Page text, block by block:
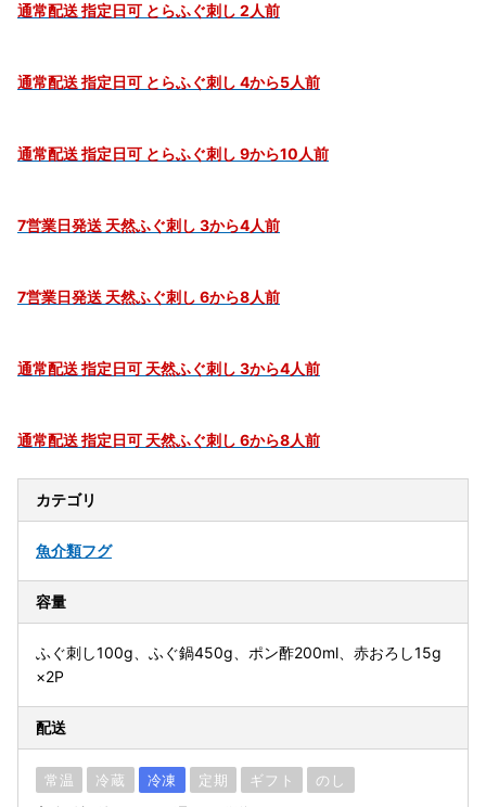
通常配送 指定日可 とらふぐ刺し 2人前
通常配送 指定日可 とらふぐ刺し 4から5人前
通常配送 指定日可 とらふぐ刺し 9から10人前
7営業日発送 天然ふぐ刺し 3から4人前
7営業日発送 天然ふぐ刺し 6から8人前
通常配送 指定日可 天然ふぐ刺し 3から4人前
通常配送 指定日可 天然ふぐ刺し 6から8人前
カテゴリ
魚介類フグ
容量
ふぐ刺し100g、ふぐ鍋450g、ポン酢200ml、赤おろし15g
×2P
配送
常温 冷蔵 冷凍 定期 ギフト のし